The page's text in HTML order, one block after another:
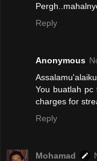
Reply
Anonymous
You buatlah
charges for
Reply
Mohamad